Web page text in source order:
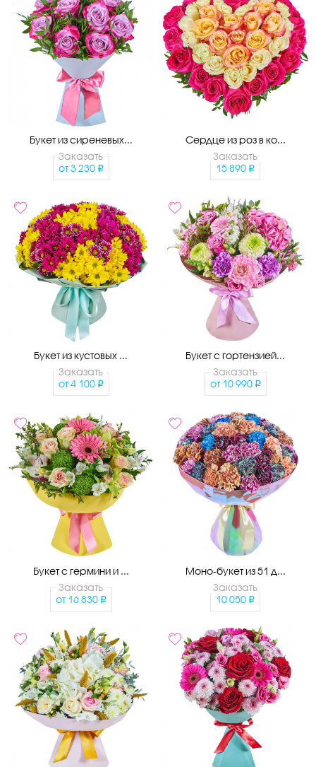
Букет из сиреневых...
Заказать
от 3 230
Сердце из роз в ко...
Заказать
15 890
Букет из кустовых ...
Заказать
от 4 100
Букет с гортензией...
Заказать
от 10 990
Букет с гермини и ...
Заказать
от 16 830
Моно-букет из 51 д...
Заказать
10 050